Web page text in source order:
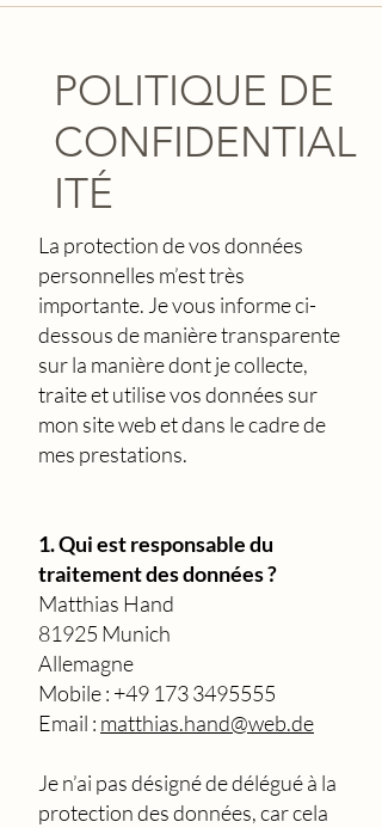
POLITIQUE DE
CONFIDENTIAL
ITÉ
La protection de vos données
personnelles m’est très
importante. Je vous informe ci-
dessous de manière transparente
sur la manière dont je collecte,
traite et utilise vos données sur
mon site web et dans le cadre de
mes prestations.
1. Qui est responsable du
traitement des données ?
Matthias Hand
81925 Munich
Allemagne
Mobile : +49 173 3495555
Email : matthias.hand@web.de
Je n’ai pas désigné de délégué à la
protection des données, car cela